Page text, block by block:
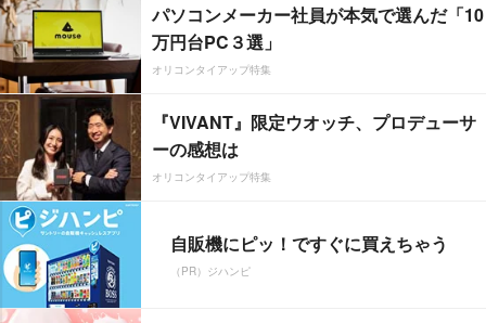
パソコンメーカー社員が本気で選んだ「10
万円台PC３選」
オリコンタイアップ特集
『VIVANT』限定ウオッチ、プロデューサ
ーの感想は
オリコンタイアップ特集
自販機にピッ！ですぐに買えちゃう
（PR）ジハンピ